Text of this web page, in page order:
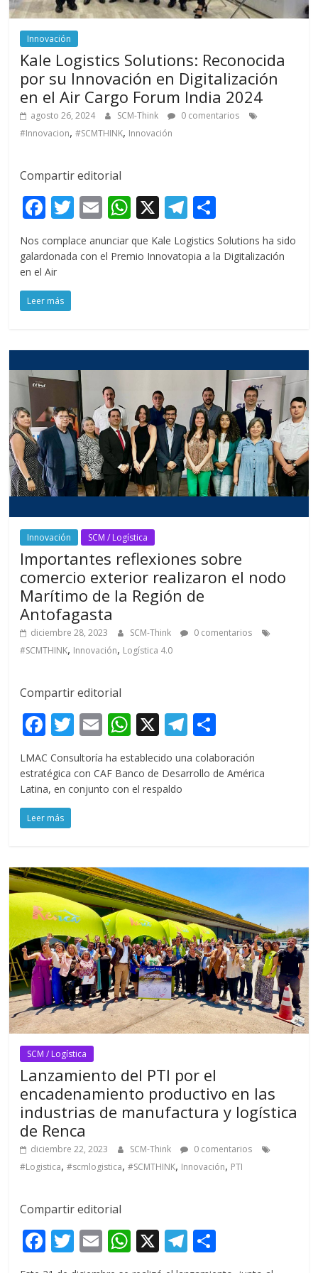
Innovación
Kale Logistics Solutions: Reconocida
por su Innovación en Digitalización
en el Air Cargo Forum India 2024
agosto 26, 2024 SCM-Think
0 comentarios
#Innovacion,#SCMTHINK, Innovación
Compartir editorial
F
ac
e
b
o
o
k
T
itt
E
m
ai
W
at
p
X T
el
e
o
m
r
Nos complace anunciar que Kale Logistics Solutions ha sido
galardonada con el Premio Innovatopia a la Digitalización
en el Air
Leer más
Innovación SCM / Logística
Importantes reflexiones sobre
comercio exterior realizaron el nodo
Marítimo de la Región de
Antofagasta
diciembre 28, 2023 SCM-Think
0 comentarios
#SCMTHINK, Innovación, Logística 4.0
Compartir editorial
F
ac
e
b
o
o
k
T
w
itt
er
E
m
ai
l
W
h
at
s
p
X T
e m
r
LMAC Consultoría ha establecido una colaboración
estratégica con CAF Banco de Desarrollo de América
Latina, en conjunto con el respaldo
Leer más
SCM / Logística
Lanzamiento del PTI por el
encadenamiento productivo en las
industrias de manufactura y logística
de Renca
diciembre 22, 2023 SCM-Think
0 comentarios
#Logistica,#scmlogistica,#SCMTHINK, Innovación, PTI
Compartir editorial
F
ac
T
w
E W X T
o